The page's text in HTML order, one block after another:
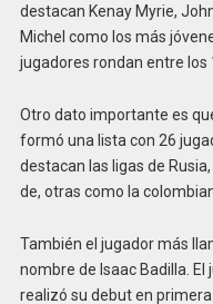
destacan Kenay Myrie,
Michel como los más
jugadores rondan entre los
Otro dato importante es
formó una lista con 26
destacan las ligas de
de, otras como la
También el jugador más
nombre de Isaac Badilla.
realizó su debut en